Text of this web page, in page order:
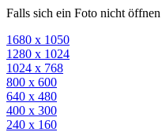
Falls sich ein Foto nicht
1680 x 1050
1280 x 1024
1024 x 768
800 x 600
640 x 480
400 x 300
240 x 160